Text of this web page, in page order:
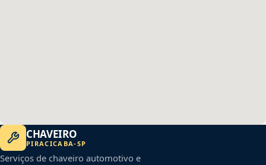
CHAVEIRO
PIRACICABA-SP
Serviços de chaveiro automotivo e